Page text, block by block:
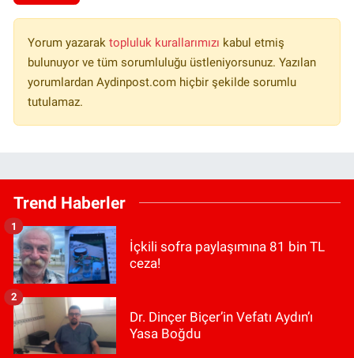
Yorum yazarak topluluk kurallarımızı kabul etmiş
bulunuyor ve tüm sorumluluğu üstleniyorsunuz. Yazılan
yorumlardan Aydinpost.com hiçbir şekilde sorumlu
tutulamaz.
Trend Haberler
İçkili sofra paylaşımına 81 bin TL
ceza!
1
Dr. Dinçer Biçer’in Vefatı Aydın’ı
Yasa Boğdu
2